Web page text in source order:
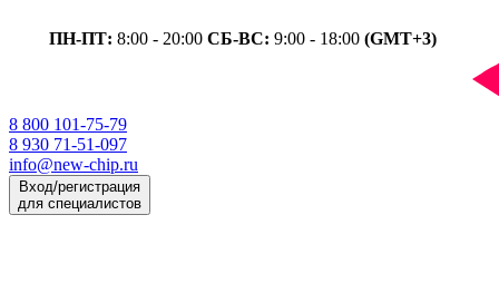
ПН-ПТ: 8:00 - 20:00 СБ-ВС: 9:00 - 18:00 (GMT+3)
8 800 101-75-79
8 930 71-51-097
info@new-chip.ru
Вход/регистрация
для специалистов